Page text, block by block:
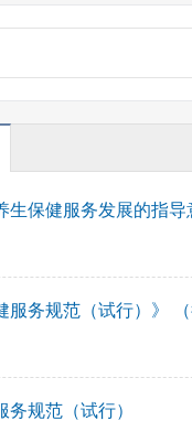
生保健服务发展的指导
服务规范（试行）》
规范（试行）